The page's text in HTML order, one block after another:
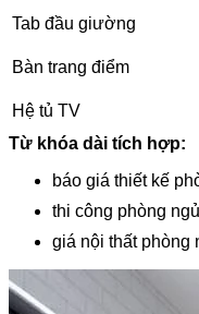
Tab đầu giường
Bàn trang điểm
Hệ tủ TV
Từ khóa dài tích hợp:
báo giá thiết kế
thi công phòng
giá nội thất phòng